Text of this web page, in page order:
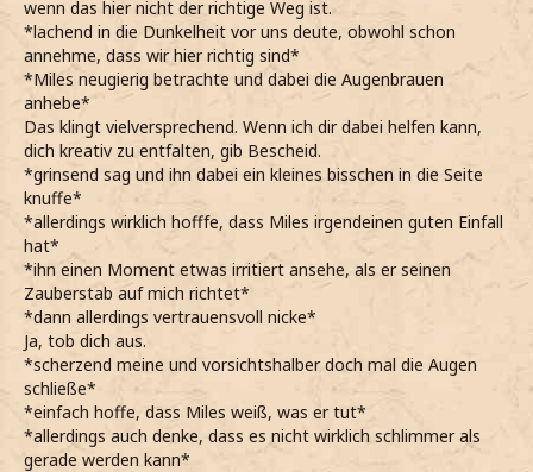
wenn das hier nicht der richtige Weg ist.
*lachend in die Dunkelheit vor uns deute, obwohl schon
annehme, dass wir hier richtig sind*
*Miles neugierig betrachte und dabei die Augenbrauen
anhebe*
Das klingt vielversprechend. Wenn ich dir dabei helfen kann,
dich kreativ zu entfalten, gib Bescheid.
*grinsend sag und ihn dabei ein kleines bisschen in die Seite
knuffe*
*allerdings wirklich hofffe, dass Miles irgendeinen guten Einfall
hat*
*ihn einen Moment etwas irritiert ansehe, als er seinen
Zauberstab auf mich richtet*
*dann allerdings vertrauensvoll nicke*
Ja, tob dich aus.
*scherzend meine und vorsichtshalber doch mal die Augen
schließe*
*einfach hoffe, dass Miles weiß, was er tut*
*allerdings auch denke, dass es nicht wirklich schlimmer als
gerade werden kann*